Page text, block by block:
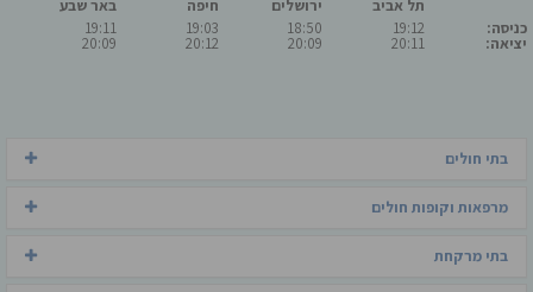
כניסה:
יציאה:
תל אביב
19:12
20:11
ירושלים
18:50
20:09
חיפה
19:03
20:12
באר שבע
19:11
20:09
בתי חולים
מרפאות וקופות חולים
בתי מרקחת